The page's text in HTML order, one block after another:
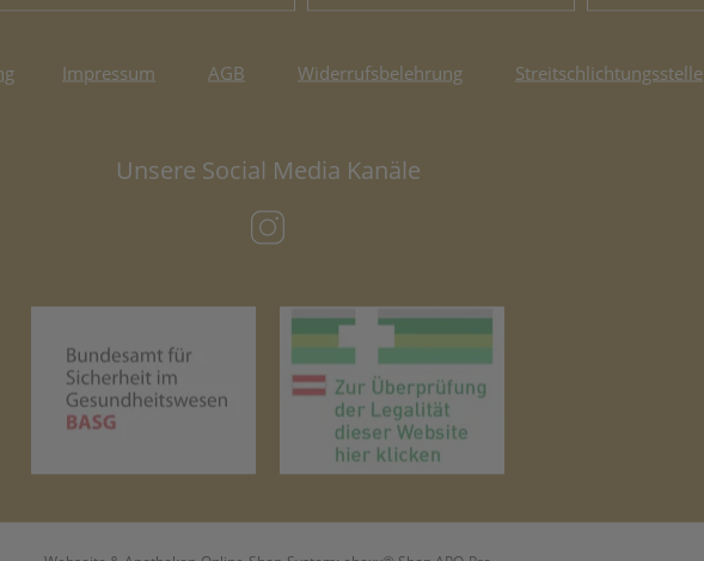
Impressum AGB Widerrufsbelehrung Streitschlichtungsstelle
Unsere Social Media Kanäle
(öffnet in neuem Tab)